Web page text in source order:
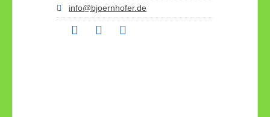
info@bjoernhofer.de